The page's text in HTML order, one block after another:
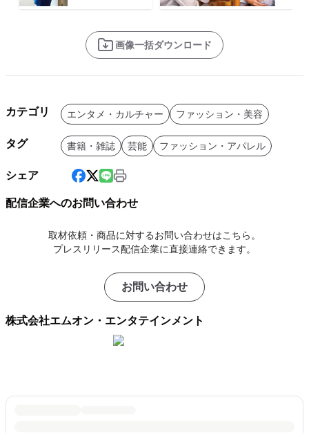
画像一括ダウンロード
カテゴリ エンタメ・カルチャー ファッション・美容
タグ 書籍・雑誌 芸能 ファッション・アパレル
シェア
配信企業へのお問い合わせ
取材依頼・商品に対するお問い合わせはこちら。
プレスリリース配信企業に直接連絡できます。
お問い合わせ
株式会社エムオン・エンタテインメント